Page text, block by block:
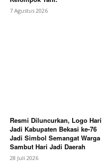
Subscription Plans
My account
Bagikan Artikel
7 Agustus 2026
Resmi Diluncurkan, Logo Hari
Jadi Kabupaten Bekasi ke-76
Jadi Simbol Semangat Warga
Sambut Hari Jadi Daerah
28 Juli 2026